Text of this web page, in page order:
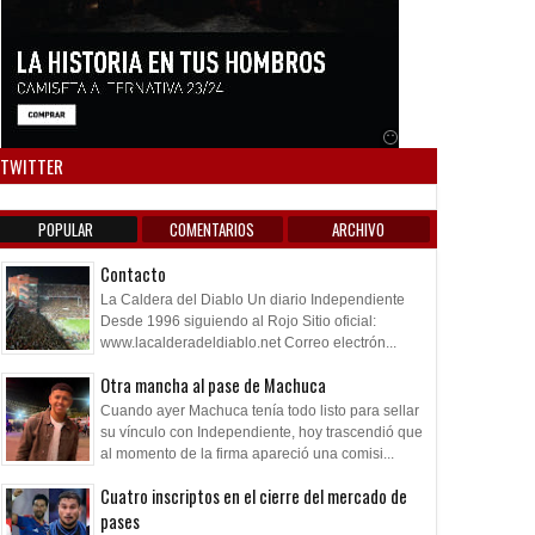
TWITTER
POPULAR COMENTARIOS ARCHIVO
Contacto
La Caldera del Diablo Un diario Independiente
Desde 1996 siguiendo al Rojo Sitio oficial:
www.lacalderadeldiablo.net Correo electrón...
Otra mancha al pase de Machuca
Cuando ayer Machuca tenía todo listo para sellar
su vínculo con Independiente, hoy trascendió que
al momento de la firma apareció una comisi...
Cuatro inscriptos en el cierre del mercado de
pases